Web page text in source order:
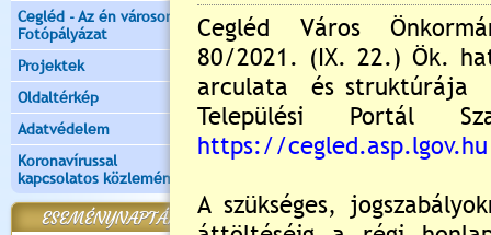
Cegléd - Az én városom -
Fotópályázat
Projektek
Oldaltérkép
Adatvédelem
Koronavírussal
kapcsolatos közlemények
ESEMÉNYNAPTÁR